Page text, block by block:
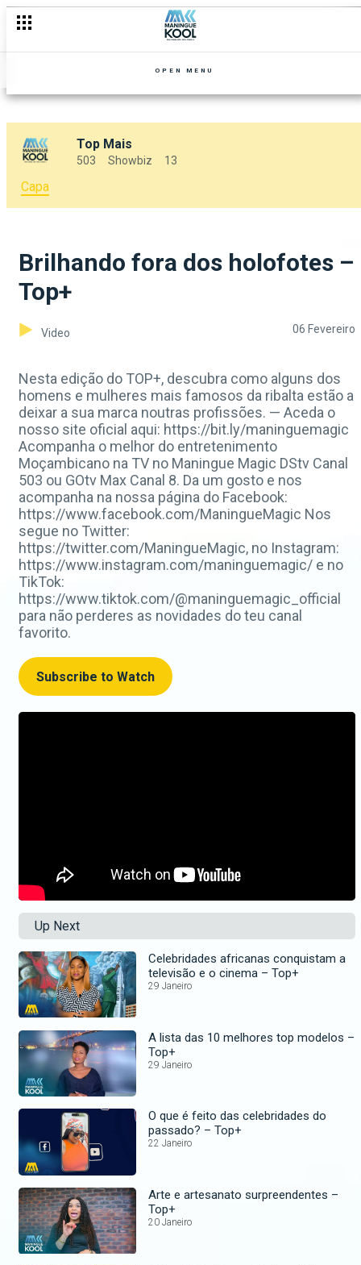
OPEN MENU
Top Mais
503 Showbiz 13
Capa
Brilhando fora dos holofotes –
Top+
Video 06 Fevereiro
Nesta edição do TOP+, descubra como alguns dos
homens e mulheres mais famosos da ribalta estão a
deixar a sua marca noutras profissões. — Aceda o
nosso site oficial aqui: https://bit.ly/maninguemagic
Acompanha o melhor do entretenimento
Moçambicano na TV no Maningue Magic DStv Canal
503 ou GOtv Max Canal 8. Da um gosto e nos
acompanha na nossa página do Facebook:
https://www.facebook.com/ManingueMagic Nos
segue no Twitter:
https://twitter.com/ManingueMagic, no Instagram:
https://www.instagram.com/maninguemagic/ e no
TikTok:
https://www.tiktok.com/@maninguemagic_official
para não perderes as novidades do teu canal
favorito.
Subscribe to Watch
Up Next
Celebridades africanas conquistam a
televisão e o cinema – Top+
29 Janeiro
A lista das 10 melhores top modelos –
Top+
29 Janeiro
O que é feito das celebridades do
passado? – Top+
22 Janeiro
Arte e artesanato surpreendentes –
Top+
20 Janeiro